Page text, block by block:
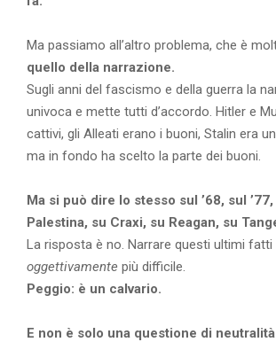
Ma passiamo all’altro problema, che è
quello della narrazione.
Sugli anni del fascismo e della guerra la
univoca e mette tutti d’accordo. Hitler e
cattivi, gli Alleati erano i buoni, Stalin era
ma in fondo ha scelto la parte dei buoni.
Ma si può dire lo stesso sul ’68, sul
Palestina, su Craxi, su Reagan, su
La risposta è no. Narrare questi ultimi fatti
oggettivamente più difficile.
Peggio: è un calvario.
E non è solo una questione di